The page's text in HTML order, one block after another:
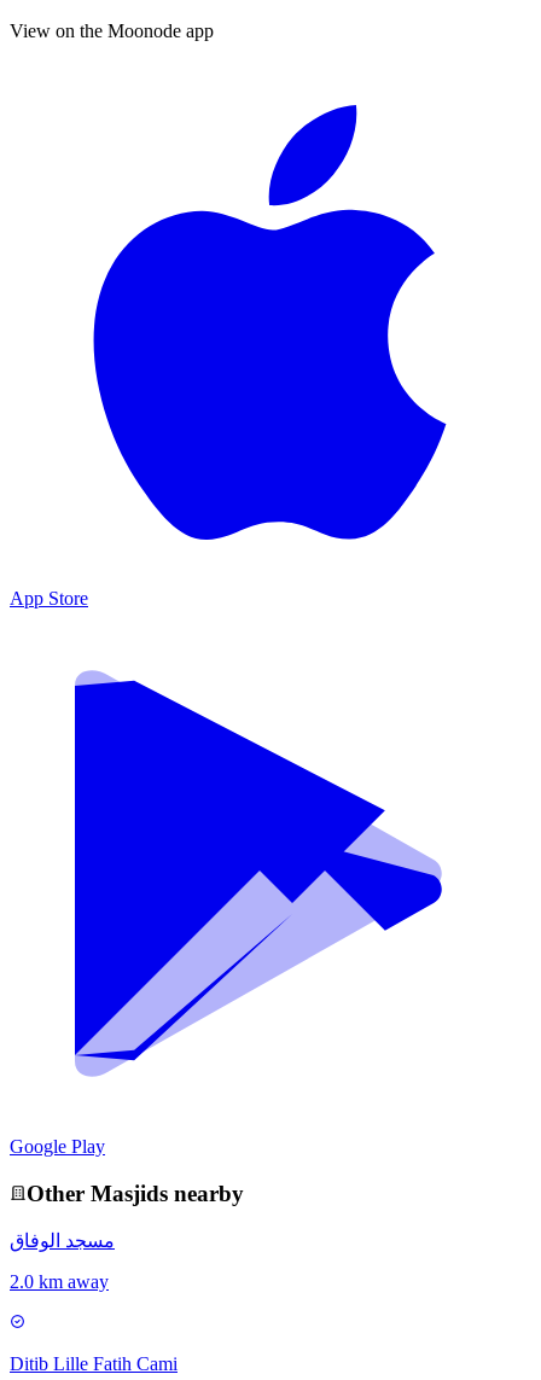
View on the Moonode app
App Store
Google Play
Other Masjids nearby
مسجد الوفاق
2.0 km away
Ditib Lille Fatih Cami